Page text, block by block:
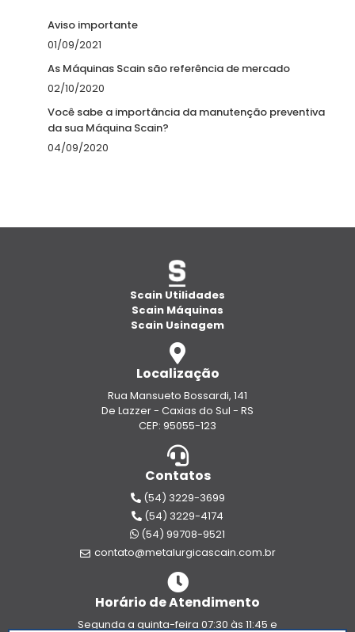
Aviso importante
01/09/2021
As Máquinas Scain são referência de mercado
02/10/2020
Você sabe a importância da manutenção preventiva
da sua Máquina Scain?
04/09/2020
Scain Utilidades
Scain Máquinas
Scain Usinagem
Contatos
(54) 3229-3699
(54) 3229-4174
(54) 99708-9521
contato@metalurgicascain.com.br
Localização
Rua Mansueto Bossardi, 141
De Lazzer - Caxias do Sul - RS
CEP: 95055-123
Horário de Atendimento
Segunda a quinta-feira 07:30 às 11:45 e